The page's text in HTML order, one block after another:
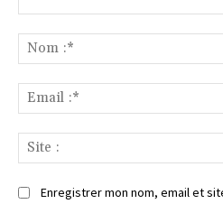
Enregistrer mon nom, email et